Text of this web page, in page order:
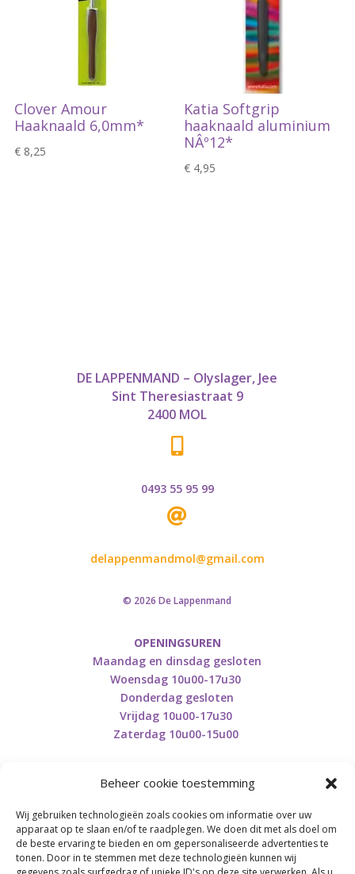
Beheer cookie toestemming
Wij gebruiken technologieën zoals cookies om informatie over uw
apparaat op te slaan en/of te raadplegen. We doen dit met als doel om
de beste ervaring te bieden en om gepersonaliseerde advertenties te
tonen. Door in te stemmen met deze technologieën kunnen wij
Clover Amour
Haaknaald 6,0mm*
€8,25
Katia Softgrip
haaknaald aluminium
NÂº12*
€ 4,95
DE LAPPENMAND – Olyslager, Jee
Sint Theresiastraat 9
2400 MOL
0493 55 95 99

delappenmandmol@gmail.com
© 2026 De Lappenmand
OPENINGSUREN
Maandag en dinsdag gesloten
Woensdag 10u00-17u30
Donderdag gesloten
Vrijdag 10u00-17u30
Zaterdag 10u00-15u00
Retourneren en herroepen